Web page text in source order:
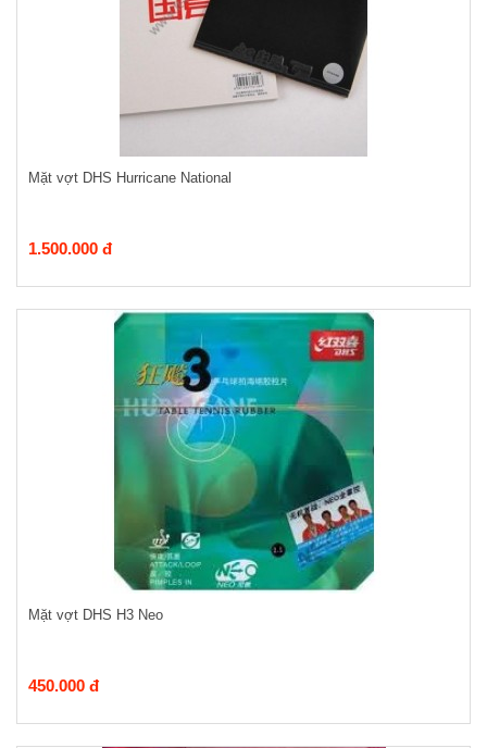
Mặt vợt DHS Hurricane National
1.500.000 đ
Mặt vợt DHS H3 Neo
450.000 đ